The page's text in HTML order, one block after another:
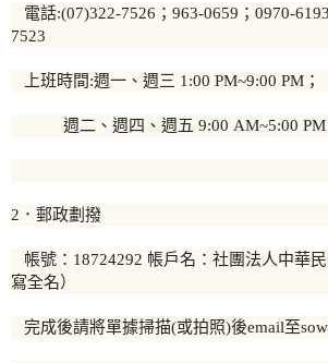
電話:(07)322-7526；963-0659；0970-
7523
上班時間:週一、週三 1:00 PM~9:00 PM；
週二、週四、週五 9:00 AM~5:00 PM
2．郵政劃撥
帳號：18724292 帳戶名：社團法人中華
寫全名）
完成後請將單據掃描(或拍照)後email至